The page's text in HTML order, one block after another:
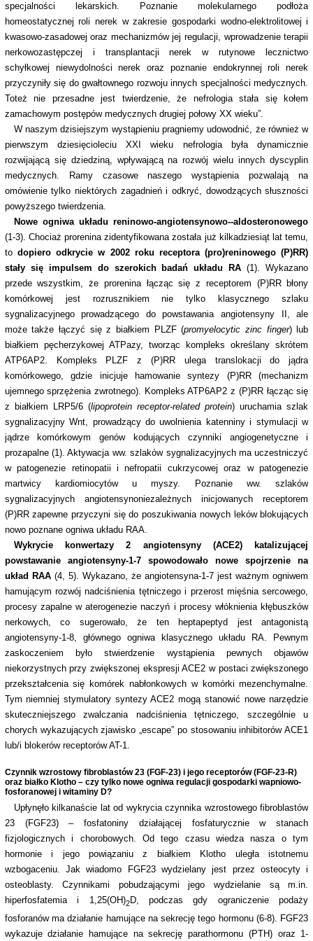
specjalności lekarskich. Poznanie molekularnego podłoża
homeostatycznej roli nerek w zakresie gospodarki wodno-elektrolitowej i
kwasowo-zasadowej oraz mechanizmów jej regulacji, wprowadzenie terapii
nerkowozastępczej i transplantacji nerek w rutynowe lecznictwo
schyłkowej niewydolności nerek oraz poznanie endokrynnej roli nerek
przyczyniły się do gwałtownego rozwoju innych specjalności medycznych.
Toteż nie przesadne jest twierdzenie, że nefrologia stała się kołem
zamachowym postępów medycznych drugiej połowy XX wieku”.
W naszym dzisiejszym wystąpieniu pragniemy udowodnić, że również w
pierwszym dziesięcioleciu XXI wieku nefrologia była dynamicznie
rozwijającą się dziedziną, wpływającą na rozwój wielu innych dyscyplin
medycznych. Ramy czasowe naszego wystąpienia pozwalają na
omówienie tylko niektórych zagadnień i odkryć, dowodzących słuszności
powyższego twierdzenia.
Nowe ogniwa układu reninowo-angiotensynowo--aldosteronowego
(1-3). Chociaż prorenina zidentyfikowana została już kilkadziesiąt lat temu,
to dopiero odkrycie w 2002 roku receptora (pro)reninowego (P)RR)
stały się impulsem do szerokich badań układu RA (1). Wykazano
przede wszystkim, że prorenina łącząc się z receptorem (P)RR błony
komórkowej jest rozrusznikiem nie tylko klasycznego szlaku
sygnalizacyjnego prowadzącego do powstawania angiotensyny II, ale
może także łączyć się z białkiem PLZF (promyelocytic zinc finger) lub
białkiem pęcherzykowej ATPazy, tworząc kompleks określany skrótem
ATP6AP2. Kompleks PLZF z (P)RR ulega translokacji do jądra
komórkowego, gdzie inicjuje hamowanie syntezy (P)RR (mechanizm
ujemnego sprzężenia zwrotnego). Kompleks ATP6AP2 z (P)RR łącząc się
z białkiem LRP5/6 (lipoprotein receptor-related protein) uruchamia szlak
sygnalizacyjny Wnt, prowadzący do uwolnienia katenniny i stymulacji w
jądrze komórkowym genów kodujących czynniki angiogenetyczne i
prozapalne (1). Aktywacja ww. szlaków sygnalizacyjnych ma uczestniczyć
w patogenezie retinopatii i nefropatii cukrzycowej oraz w patogenezie
martwicy kardiomiocytów u myszy. Poznanie ww. szlaków
sygnalizacyjnych angiotensynoniezależnych inicjowanych receptorem
(P)RR zapewne przyczyni się do poszukiwania nowych leków blokujących
nowo poznane ogniwa układu RAA.
Wykrycie konwertazy 2 angiotensyny (ACE2) katalizującej
powstawanie angiotensyny-1-7 spowodowało nowe spojrzenie na
układ RAA(4, 5). Wykazano, że angiotensyna-1-7 jest ważnym ogniwem
hamującym rozwój nadciśnienia tętniczego i przerost mięśnia sercowego,
procesy zapalne w aterogenezie naczyń i procesy włóknienia kłębuszków
nerkowych, co sugerowało, że ten heptapeptyd jest antagonistą
angiotensyny-1-8, głównego ogniwa klasycznego układu RA. Pewnym
zaskoczeniem było stwierdzenie wystąpienia pewnych objawów
niekorzystnych przy zwiększonej ekspresji ACE2 w postaci zwiększonego
przekształcenia się komórek nabłonkowych w komórki mezenchymalne.
Tym niemniej stymulatory syntezy ACE2 mogą stanowić nowe narzędzie
skuteczniejszego zwalczania nadciśnienia tętniczego, szczególnie u
chorych wykazujących zjawisko „escape” po stosowaniu inhibitorów ACE1
lub/i blokerów receptorów AT-1.
Czynnik wzrostowy fibroblastów 23 (FGF-23) i jego receptorów (FGF-23-R)
oraz białko Klotho – czy tylko nowe ogniwa regulacji gospodarki wapniowo-
fosforanowej i witaminy D?
Upłynęło kilkanaście lat od wykrycia czynnika wzrostowego fibroblastów
23 (FGF23) – fosfatoniny działającej fosfaturycznie w stanach
fizjologicznych i chorobowych. Od tego czasu wiedza nasza o tym
hormonie i jego powiązaniu z białkiem Klotho uległa istotnemu
wzbogaceniu. Jak wiadomo FGF23 wydzielany jest przez osteocyty i
osteoblasty. Czynnikami pobudzającymi jego wydzielanie są m.in.
hiperfosfatemia i 1,25(OH)2D, podczas gdy ograniczenie podaży
fosforanów ma działanie hamujące na sekrecję tego hormonu (6-8). FGF23
wykazuje działanie hamujące na sekrecję parathormonu (PTH) oraz 1-